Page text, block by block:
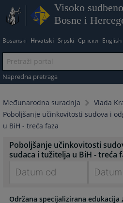
Visoko
Bosne i
Bosanski Hrvatski Srpski Српски English
Napredna pretraga
Međunarodna suradnja
Vlada
Poboljšanje učinkovitosti sudova i
u BiH - treća faza
Poboljšanje učinkovitosti
sudaca i tužitelja u BiH - treća
forward
forward
Održana specijalizirana